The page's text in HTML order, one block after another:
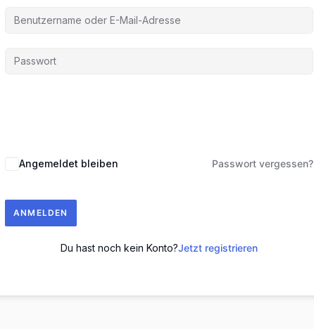
Angemeldet bleiben Passwort vergessen?
ANMELDEN
Du hast noch kein Konto?Jetzt registrieren